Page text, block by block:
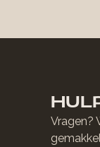
Vragen?